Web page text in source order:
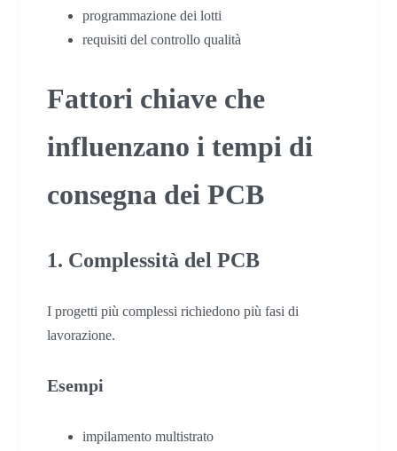
programmazione dei lotti
requisiti del controllo qualità
Fattori chiave che
influenzano i tempi di
consegna dei PCB
1. Complessità del PCB
I progetti più complessi richiedono più fasi di
lavorazione.
Esempi
impilamento multistrato